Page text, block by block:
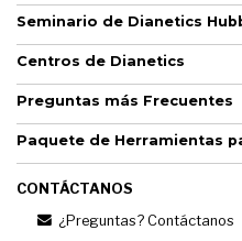
Seminario de Dianetics
Centros de Dianetics
Preguntas más Frecuentes
Paquete de Herramientas
CONTÁCTANOS
¿Preguntas? Contáctanos